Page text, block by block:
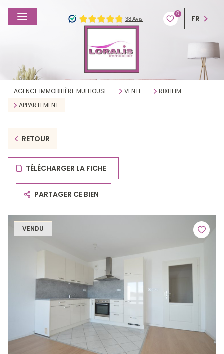
0
FR
AGENCE IMMOBILIÈRE MULHOUSE VENTE
RIXHEIM
APPARTEMENT
RETOUR
TÉLÉCHARGER LA FICHE
PARTAGER CE BIEN
VENDU